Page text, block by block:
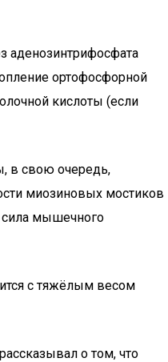
аденозинтрифосфата
ортофосфорной
кислоты (если
в свою очередь,
миозиновых мостиков
сила мышечного
с тяжёлым весом
о том, что